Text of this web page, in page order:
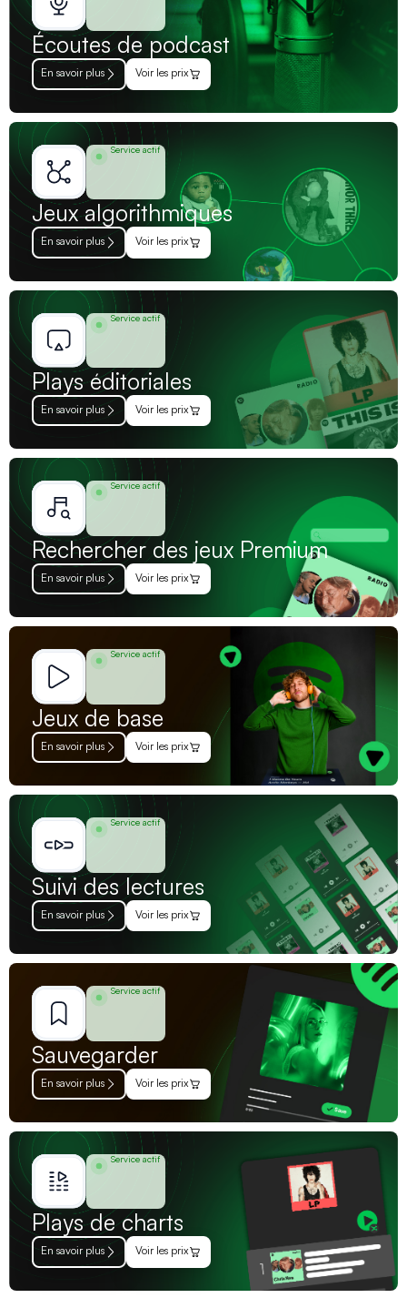
Écoutes de podcast
En savoir plus Voir les prix
Service actif
Jeux algorithmiques
En savoir plus Voir les prix
Service actif
Plays éditoriales
En savoir plus Voir les prix
Service actif
Rechercher des jeux Premium
En savoir plus Voir les prix
Service actif
Jeux de base
En savoir plus Voir les prix
Service actif
Suivi des lectures
En savoir plus Voir les prix
Service actif
Sauvegarder
En savoir plus Voir les prix
Service actif
Plays de charts
En savoir plus Voir les prix